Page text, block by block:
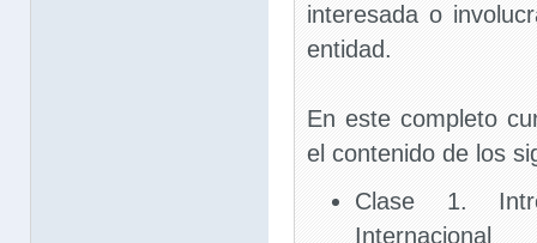
interesada o
entidad.
En este completo
el contenido de los
Clase 1.
Internacional